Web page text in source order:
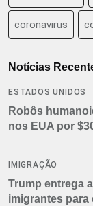
coronavirus
Notícias
ESTADOS UNIDOS
Robôs
nos EUA por
IMIGRAÇÃO
Trump entrega
imigrantes